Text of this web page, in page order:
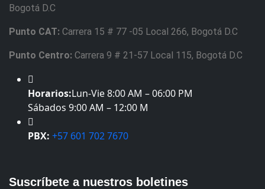
Bogotá D.C
Punto CAT: Carrera 15 # 77 -05 Local 266, Bogotá D.C
Punto Centro: Carrera 9 # 21-57 Local 115, Bogotá D.C
Horarios:Lun-Vie 8:00 AM – 06:00 PM
Sábados 9:00 AM – 12:00 M
PBX: +57 601 702 7670
Suscríbete a nuestros boletines